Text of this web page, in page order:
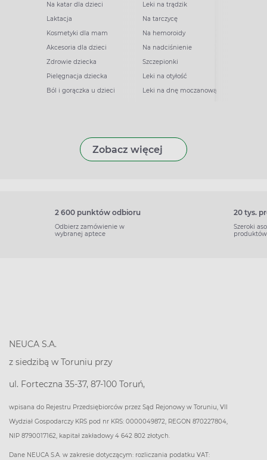
Na katar dla dzieci
Laktacja
Kosmetyki dla mam
Akcesoria dla dzieci
Zdrowie dziecka
Pielęgnacja dziecka
Ból i gorączka u dzieci
Leki na trądzik
Na tarczycę
Na hemoroidy
Na nadciśnienie
Szczepionki
Leki na otyłość
Leki na dnę moczanową
Zobacz więcej
2 600 punktów odbioru
Odbierz zamówienie w
wybranej aptece
20 tys.
Szeroki
produktów
NEUCA S.A.
z siedzibą w Toruniu przy
ul. Forteczna 35-37, 87-100 Toruń,
wpisana do Rejestru Przedsiębiorców przez Sąd Rejonowy w Toruniu, VII
Wydział Gospodarczy KRS pod nr KRS: 0000049872, REGON 870227804,
NIP 8790017162, kapitał zakładowy 4 642 802 złotych.
Dane NEUCA S.A. w zakresie dotyczącym: rozliczania podatku VAT: